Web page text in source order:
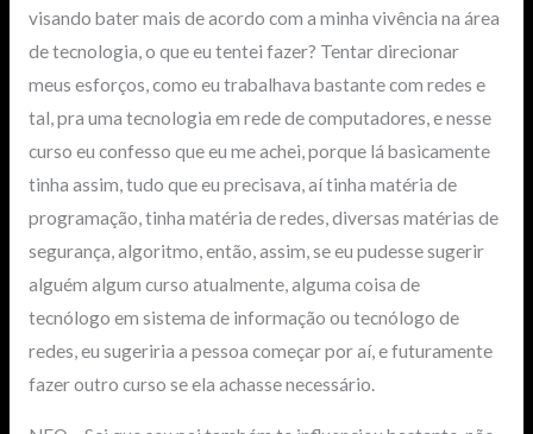
visando bater mais de acordo com a minha vivência na área
de tecnologia, o que eu tentei fazer? Tentar direcionar
meus esforços, como eu trabalhava bastante com redes e
tal, pra uma tecnologia em rede de computadores, e nesse
curso eu confesso que eu me achei, porque lá basicamente
tinha assim, tudo que eu precisava, aí tinha matéria de
programação, tinha matéria de redes, diversas matérias de
segurança, algoritmo, então, assim, se eu pudesse sugerir
alguém algum curso atualmente, alguma coisa de
tecnólogo em sistema de informação ou tecnólogo de
redes, eu sugeriria a pessoa começar por aí, e futuramente
fazer outro curso se ela achasse necessário.